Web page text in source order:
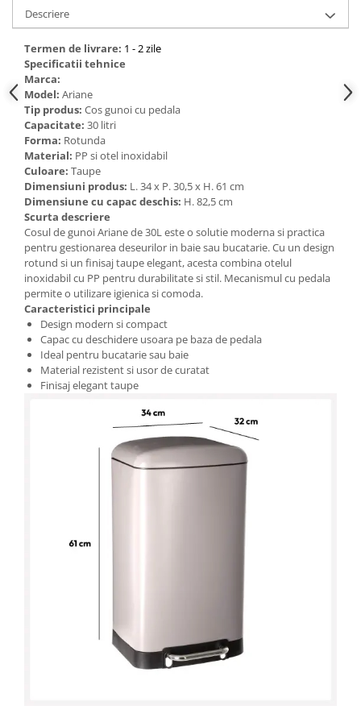
Bucatarie
Mobila bucatarie
Dulapuri si rafturi depozitare
Mese bucatarie si living
Mobilier bucatarie
Scaune bucatarie & living
Vase & ustensile pentru gatit
Tigai si seturi
Oale si cratite
Oale sub presiune
Tavi
Ustensile bucatarie
Accesorii pentru bucatarie
Suporturi si accesorii de bucatarie
Descriere
Termen de livrare: 1 - 2 zile
Specificatii tehnice
Marca:
Model: Ariane
Tip produs: Cos gunoi cu pedala
Capacitate: 30 litri
Forma: Rotunda
Material: PP si otel inoxidabil
Culoare: Taupe
Dimensiuni produs: L. 34 x P. 30,5 x H. 61 cm
Dimensiune cu capac deschis: H. 82,5 cm
Scurta descriere
Cosul de gunoi Ariane de 30L este o solutie moderna si practica
pentru gestionarea deseurilor in baie sau bucatarie. Cu un design
rotund si un finisaj taupe elegant, acesta combina otelul
inoxidabil cu PP pentru durabilitate si stil. Mecanismul cu pedala
permite o utilizare igienica si comoda.
Caracteristici principale
Design modern si compact
Capac cu deschidere usoara pe baza de pedala
Ideal pentru bucatarie sau baie
Material rezistent si usor de curatat
Finisaj elegant taupe